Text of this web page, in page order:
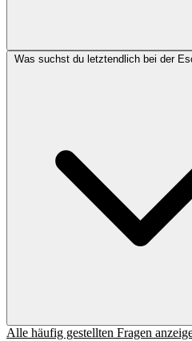
Was suchst du letztendlich bei der
Alle häufig gestellten Fragen